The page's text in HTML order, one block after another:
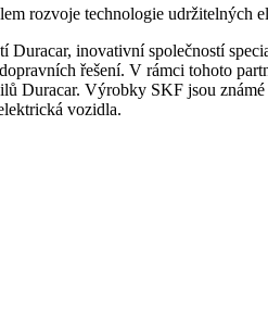
rozvoje technologie udržitelných
Duracar, inovativní společností
řešení. V rámci tohoto
Duracar. Výrobky SKF jsou
vozidla.